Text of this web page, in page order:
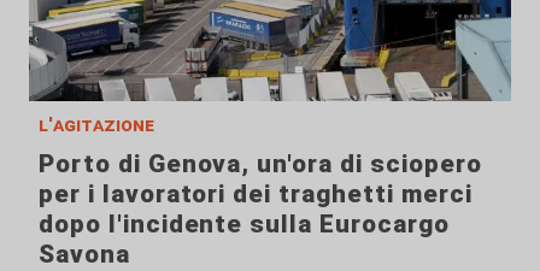
l'agitazione
Porto di Genova, un'ora di sciopero
per i lavoratori dei traghetti merci
dopo l'incidente sulla Eurocargo
Savona